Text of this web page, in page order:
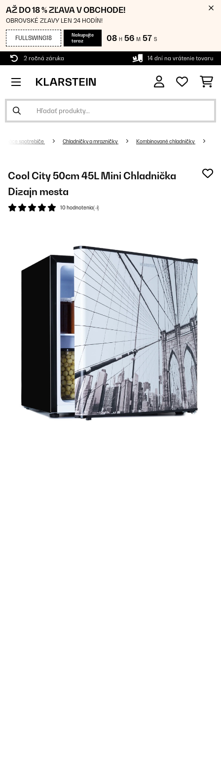
AŽ DO 18 % ZĽAVA V OBCHODE!
OBROVSKÉ ZĽAVY LEN 24 HODÍN!
FULLSWING18
Nakupujte
teraz
08 H 56 M 56 S
2 ročná záruka 14 dní na vrátenie tovaru
spotrebiče Chladničky a mrazničky Kombinované chladničky
Cool City 50cm 45L Mini Chladnička
Dizajn mesta
10 hodnotenia(-í)